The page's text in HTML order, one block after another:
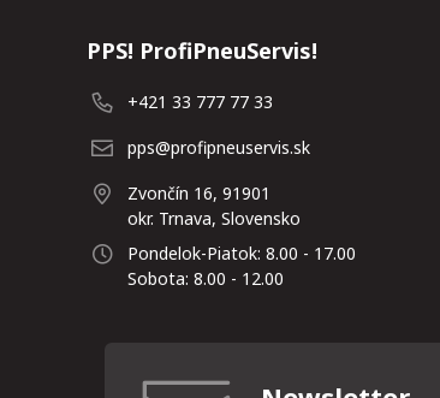
PPS! ProfiPneuServis!
+421 33 777 77 33
pps@profipneuservis.sk
Zvončín 16, 91901
okr. Trnava, Slovensko
Pondelok-Piatok: 8.00 - 17.00
Sobota: 8.00 - 12.00